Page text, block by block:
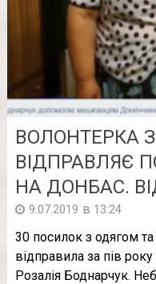
ВОЛОНТЕРКА
ВІДПРАВЛЯЄ
НА ДОНБАС.
9.07.2019 в 13:24
30 посилок з одягом та
відправила за пів
Розалія Боднарчук.